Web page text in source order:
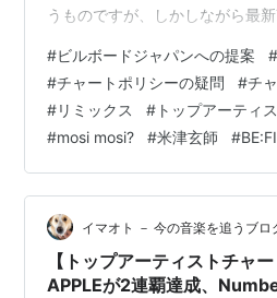
うものですが、しかしながら最
ム」の制覇が海外に発信されて
ルボード側が記事を発信したの
のことでした。 通常ならば日本
れるべきビルボードジャパンソ
がようやく公開。それにしても
何でし…
#ビルボードジャパンへの提案 #
#チャートポリシーの疑問 #チ
#リミックス # トップアーティ
#mosi mosi? #米津玄師 #
イマオト － 今の音楽を追うブロ
【トップアーティストチャ
APPLEが2連覇達成、